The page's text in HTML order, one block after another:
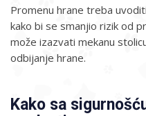
Promenu hrane treba
kako bi se smanjio rizik od
može izazvati mekanu
odbijanje hrane.
Kako sa